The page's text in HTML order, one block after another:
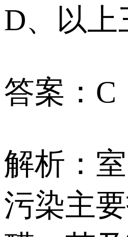
D、以上
答案：C
解析：
污染主